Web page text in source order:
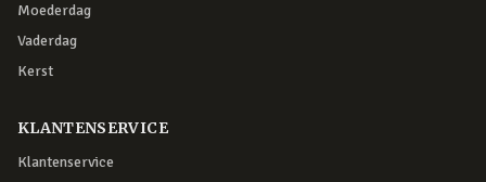
Moederdag
Vaderdag
Kerst
KLANTENSERVICE
Klantenservice